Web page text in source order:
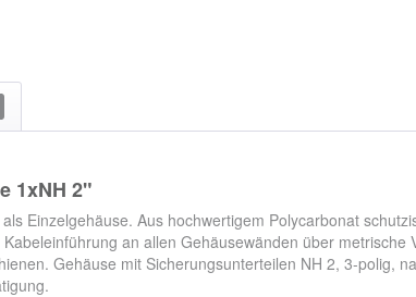
1xNH 2"
Einzelgehäuse. Aus hochwertigem Polycarbonat
an allen Gehäusewänden über metrische
Gehäuse mit Sicherungsunterteilen NH 2, 3-polig,